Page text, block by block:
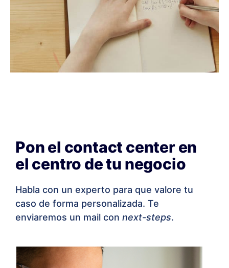
Pon el contact center en
el centro de tu negocio
Habla con un experto para que valore tu
caso de forma personalizada. Te
enviaremos un mail con next-steps.